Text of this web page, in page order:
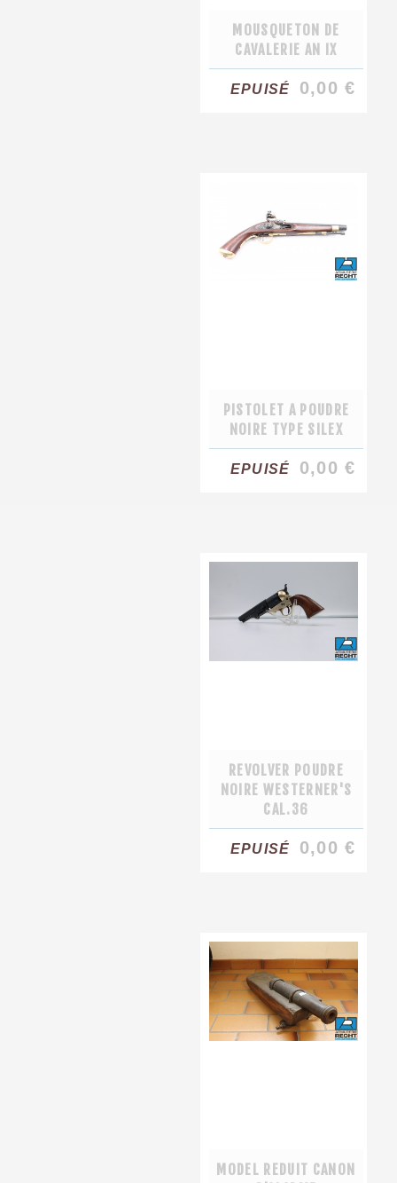
MOUSQUETON DE
CAVALERIE AN IX
EPUISÉ 0,00 €
PISTOLET A POUDRE
NOIRE TYPE SILEX
EPUISÉ 0,00 €
REVOLVER POUDRE
NOIRE WESTERNER'S
CAL.36
EPUISÉ 0,00 €
MODEL REDUIT CANON